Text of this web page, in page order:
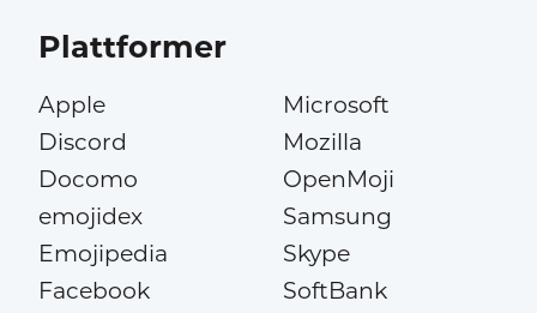
Plattformer
Apple
Discord
Docomo
emojidex
Emojipedia
Facebook
Microsoft
Mozilla
OpenMoji
Samsung
Skype
SoftBank